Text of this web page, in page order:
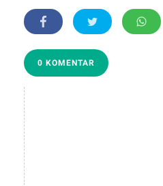
0 KOMENTAR